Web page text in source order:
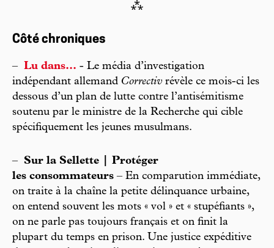
⁂
Côté chroniques
– Lu dans... - Le média d’investigation
indépendant allemand Correctivrévèle ce mois-ci les
dessous d’un plan de lutte contre l’antisémitisme
soutenu par le ministre de la Recherche qui cible
spécifiquement les jeunes musulmans.
–
Sur la Sellette | Protéger
les consommateurs – En comparution immédiate,
on traite à la chaîne la petite délinquance urbaine,
on entend souvent les mots « vol » et « stupéfiants »,
on ne parle pas toujours français et on finit la
plupart du temps en prison. Une justice expéditive